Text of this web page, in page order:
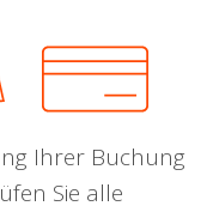
Ihrer Buchung
Sie alle